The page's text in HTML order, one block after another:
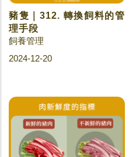
豬隻｜312. 轉換飼料的管
理手段
飼養管理
2024-12-20